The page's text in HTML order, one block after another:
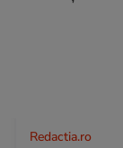
Redactia.ro